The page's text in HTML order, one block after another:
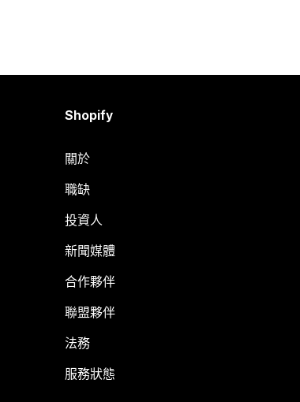
Shopify
關於
職缺
投資人
新聞媒體
合作夥伴
聯盟夥伴
法務
服務狀態